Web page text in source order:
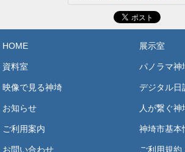
HOME 展示室
資料室 パノラマ神
映像で見る神埼 デジタル日
お知らせ 人が繋ぐ神
ご利用案内 神埼市基本
お問い合わせ ご利用規約